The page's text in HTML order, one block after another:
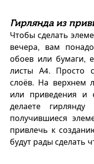
Гирлянда из
Чтобы сделать
вечера, вам
обоев или бумаги,
листы А4. Просто
слоёв. На верхнем
или приведения и
делаете
получившиеся
привлечь к
будут рады сделать